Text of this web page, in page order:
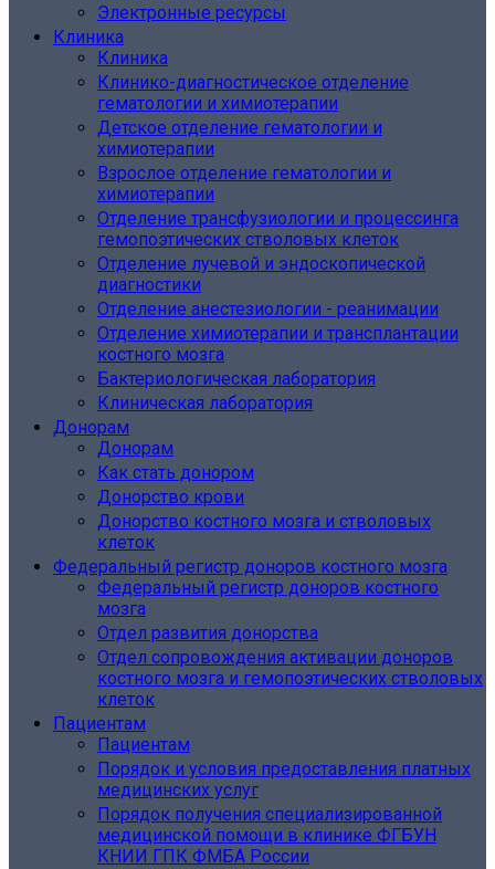
Электронные ресурсы
Клиника
Клиника
Клинико-диагностическое отделение
гематологии и химиотерапии
Детское отделение гематологии и
химиотерапии
Взрослое отделение гематологии и
химиотерапии
Отделение трансфузиологии и процессинга
гемопоэтических стволовых клеток
Отделение лучевой и эндоскопической
диагностики
Отделение анестезиологии - реанимации
Отделение химиотерапии и трансплантации
костного мозга
Бактериологическая лаборатория
Клиническая лаборатория
Донорам
Донорам
Как стать донором
Донорство крови
Донорство костного мозга и стволовых
клеток
Федеральный регистр доноров костного мозга
Федеральный регистр доноров костного
мозга
Отдел развития донорства
Отдел сопровождения активации доноров
костного мозга и гемопоэтических стволовых
клеток
Пациентам
Пациентам
Порядок и условия предоставления платных
медицинских услуг
Порядок получения специализированной
медицинской помощи в клинике ФГБУН
КНИИ ГПК ФМБА России